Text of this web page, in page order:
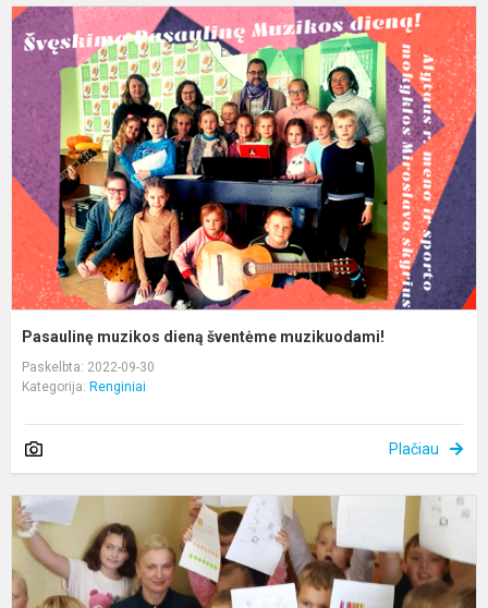
Pasaulinę muzikos dieną šventėme muzikuodami!
Paskelbta: 2022-09-30
Kategorija: Renginiai
Plačiau